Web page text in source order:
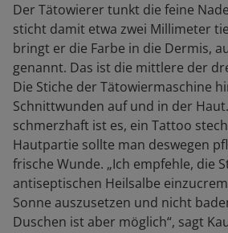
Der Tätowierer tunkt die feine
sticht damit etwa zwei Millimeter
bringt er die Farbe in die Dermis,
genannt. Das ist die mittlere der
Die Stiche der Tätowiermaschine
Schnittwunden auf und in der
schmerzhaft ist es, ein Tattoo
Hautpartie sollte man deswegen
frische Wunde. „Ich empfehle, die
antiseptischen Heilsalbe
Sonne auszusetzen und nicht
Duschen ist aber möglich“, sagt